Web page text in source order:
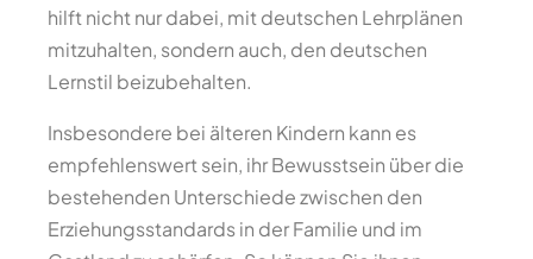
hilft nicht nur dabei, mit deutschen Lehrplänen
mitzuhalten, sondern auch, den deutschen
Lernstil beizubehalten.
Insbesondere bei älteren Kindern kann es
empfehlenswert sein, ihr Bewusstsein über die
bestehenden Unterschiede zwischen den
Erziehungsstandards in der Familie und im